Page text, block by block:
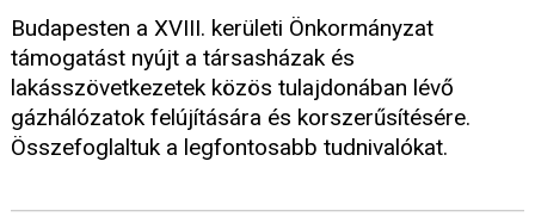
Budapesten a XVIII. kerületi Önkormányzat
támogatást nyújt a társasházak és
lakásszövetkezetek közös tulajdonában lévő
gázhálózatok felújítására és korszerűsítésére.
Összefoglaltuk a legfontosabb tudnivalókat.